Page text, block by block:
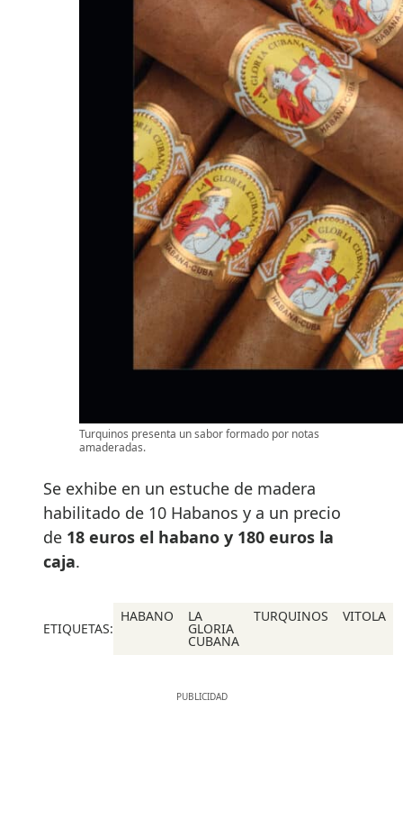
Turquinos presenta un sabor formado por notas
amaderadas.
Se exhibe en un estuche de madera
habilitado de 10 Habanos y a un precio
de 18 euros el habano y 180 euros la
caja.
ETIQUETAS:
HABANO LA
GLORIA
CUBANA
TURQUINOS VITOLA